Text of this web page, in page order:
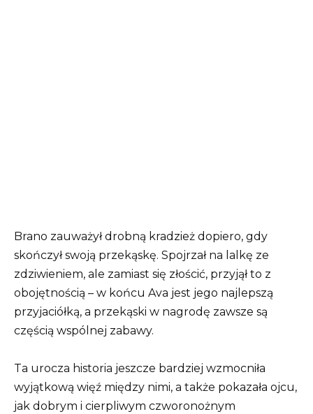
Brano zauważył drobną kradzież dopiero, gdy
skończył swoją przekąskę. Spojrzał na lalkę ze
zdziwieniem, ale zamiast się złościć, przyjął to z
obojętnością – w końcu Ava jest jego najlepszą
przyjaciółką, a przekąski w nagrodę zawsze są
częścią wspólnej zabawy.
Ta urocza historia jeszcze bardziej wzmocniła
wyjątkową więź między nimi, a także pokazała ojcu,
jak dobrym i cierpliwym czworonożnym